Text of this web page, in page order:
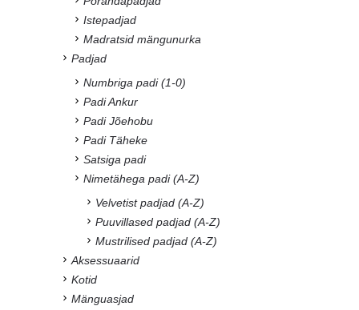
Istepadjad
Madratsid mängunurka
Padjad
Numbriga padi (1-0)
Padi Ankur
Padi Jõehobu
Padi Täheke
Satsiga padi
Nimetähega padi (A-Z)
Velvetist padjad (A-Z)
Puuvillased padjad (A-Z)
Mustrilised padjad (A-Z)
Aksessuaarid
Kotid
Mänguasjad